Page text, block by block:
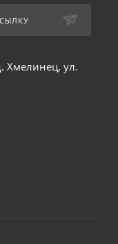
Хмелинец, ул.